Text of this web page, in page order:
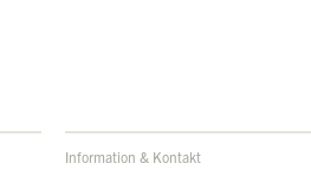
Information & Kontakt